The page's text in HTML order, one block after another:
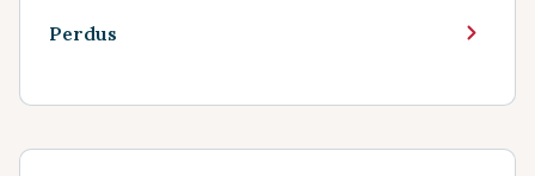
Perdus